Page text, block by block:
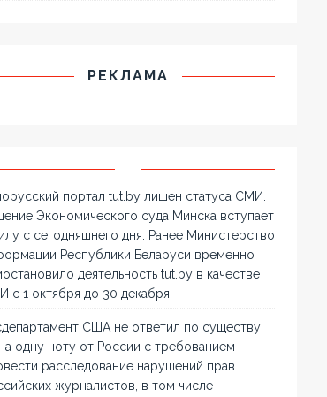
РЕКЛАМА
портал tut.by лишен статуса СМИ.
Экономического суда Минска вступает
с сегодняшнего дня. Ранее Министерство
Республики Беларуси временно
деятельность tut.by в качестве
с 1 октября до 30 декабря.
США не ответил по существу
одну ноту от России с требованием
расследование нарушений прав
журналистов, в том числе